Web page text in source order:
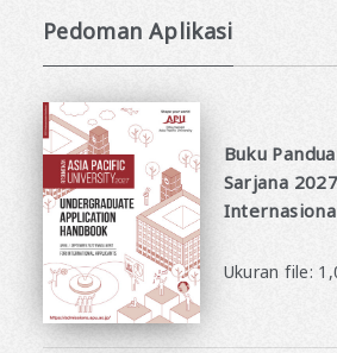
Pedoman Aplikasi
Buku
Sarjana
Ukuran file: